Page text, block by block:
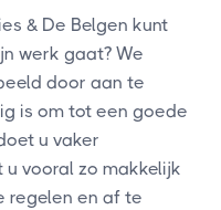
& De Belgen kunt
werk gaat? We
door aan te
is om tot een goede
u vaker
u vooral zo makkelijk
regelen en af te